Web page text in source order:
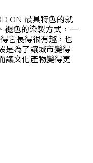
ON 最具特色的就
褪色的染製方式，一
它長得很有趣，也
是為了讓城市變得
讓文化產物變得更